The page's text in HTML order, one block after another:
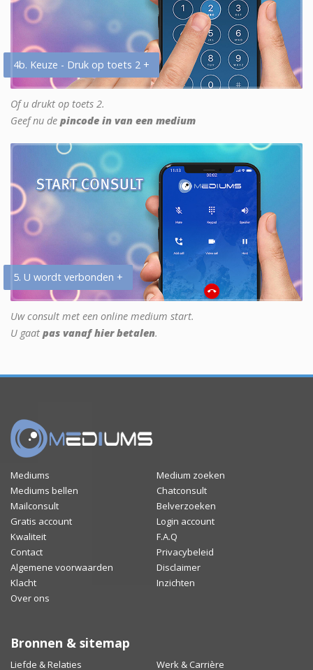
4b. Keuze - Druk op toets 2 +
Of u drukt op toets 2.
Geef nu de pincode in van een medium
5. U wordt verbonden +
Uw consult met een online medium start.
U gaat pas vanaf hier betalen.
Mediums
Medium zoeken
Mediums bellen
Chatconsult
Mailconsult
Belverzoeken
Gratis account
Login account
Kwaliteit
F.A.Q
Contact
Privacybeleid
Algemene voorwaarden
Disclaimer
Klacht
Inzichten
Over ons
Bronnen & sitemap
Liefde & Relaties Werk & Carrière